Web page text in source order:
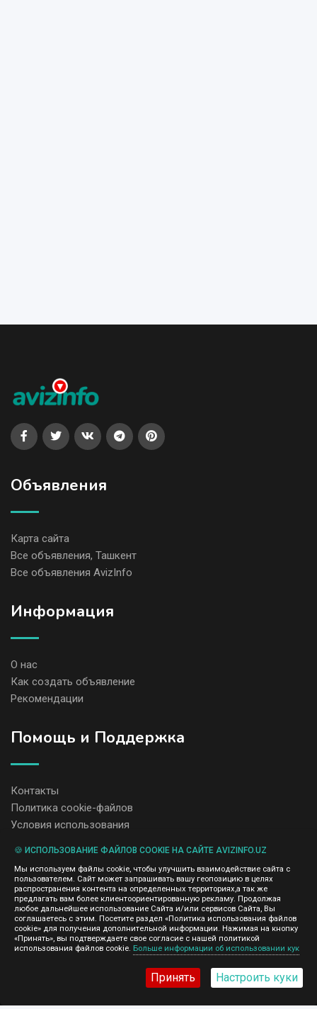
Объявления
Карта сайта
Все объявления, Ташкент
Все объявления AvizInfo
Информация
О нас
Как создать объявление
Рекомендации
Помощь и Поддержка
Контакты
Политика cookie-файлов
Условия использования
содержание размещенных объявлений.
Мы ценим конфиденциальность наших пользователей. Мы не
передаем и не продаем личную информацию зарегистрированных
пользователей AvizInfo.uz третьим лицам. Мы не отвечаем за
правила конфиденциальности сайтов на которые ссылается
AvizInfo.uz. На некоторых страницах нашего сайта представлена
реклама Google Adsense Advertising Network. Чтобы узнать
подробней о правилах конфиденциальности Googleнажмите тут
🍪 ИСПОЛЬЗОВАНИЕ ФАЙЛОВ COOKIE НА САЙТЕ AVIZINFO.UZ
Мы используем файлы cookie, чтобы улучшить взаимодействие сайта с
пользователем. Сайт может запрашивать вашу геопозицию в целях
распространения контента на определенных территориях,а так же
предлагать вам более клиентоориентированную рекламу. Продолжая
любое дальнейшее использование Сайта и/или сервисов Сайта, Вы
соглашаетесь с этим. Посетите раздел «Политика использования файлов
cookie» для получения дополнительной информации. Нажимая на кнопку
«Принять», вы подтверждаете свое согласие с нашей политикой
использования файлов cookie. Больше информации об использовании кук
Принять Настроить куки